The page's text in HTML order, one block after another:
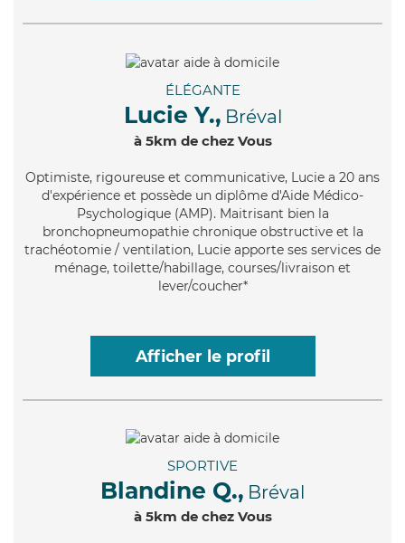
ÉLÉGANTE
Lucie Y., Bréval
à 5km de chez Vous
Optimiste, rigoureuse et communicative, Lucie a 20 ans
d'expérience et possède un diplôme d'Aide Médico-
Psychologique (AMP). Maitrisant bien la
bronchopneumopathie chronique obstructive et la
trachéotomie / ventilation, Lucie apporte ses services de
ménage, toilette/habillage, courses/livraison et
lever/coucher*
Afficher le profil
SPORTIVE
Blandine Q., Bréval
à 5km de chez Vous